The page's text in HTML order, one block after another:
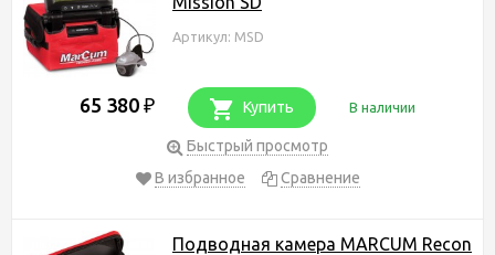
Артикул: MSD
65 380 ₽ Купить В наличии
Быстрый просмотр
В избранное
Сравнение
Подводная камера MARCUM Recon